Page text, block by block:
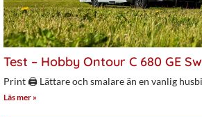
Test – Hobby Ontour C 680 GE
Print 🖨 Lättare och smalare än en vanlig
Läs mer »